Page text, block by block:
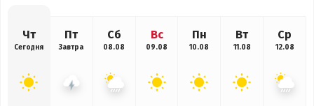
Чт
Сегодня
Пт
Завтра
Сб
08.08
Вс
09.08
Пн
10.08
Вт
11.08
Ср
12.08